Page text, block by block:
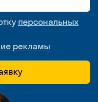
персональных
рекламы